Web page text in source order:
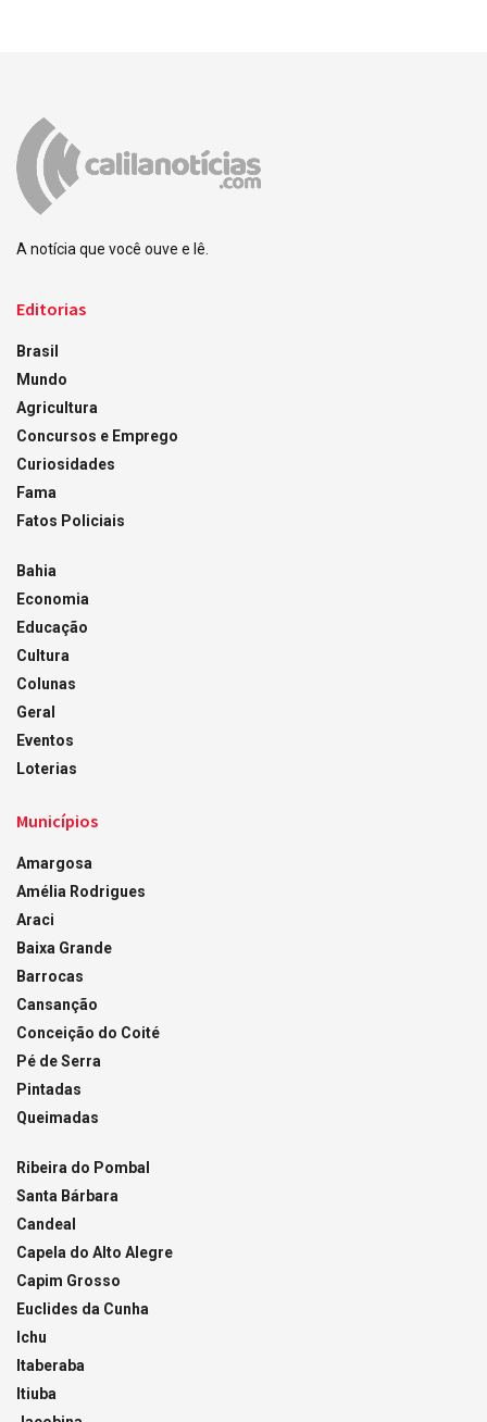
A notícia que você ouve e lê.
Editorias
Brasil
Mundo
Agricultura
Concursos e Emprego
Curiosidades
Fama
Fatos Policiais
Bahia
Economia
Educação
Cultura
Colunas
Geral
Eventos
Loterias
Municípios
Amargosa
Amélia Rodrigues
Araci
Baixa Grande
Barrocas
Cansanção
Conceição do Coité
Pé de Serra
Pintadas
Queimadas
Ribeira do Pombal
Santa Bárbara
Candeal
Capela do Alto Alegre
Capim Grosso
Euclides da Cunha
Ichu
Itaberaba
Itiuba